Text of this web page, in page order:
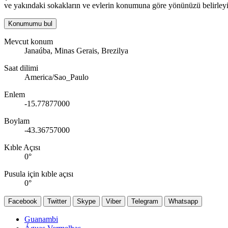
ve yakındaki sokakların ve evlerin konumuna göre yönünüzü
Konumumu bul
Mevcut konum
Janaúba, Minas Gerais, Brezilya
Saat dilimi
America/Sao_Paulo
Enlem
-15.77877000
Boylam
-43.36757000
Kıble Açısı
0°
Pusula için kıble açısı
0°
Facebook Twitter Skype Viber Telegram Whatsapp
Guanambi